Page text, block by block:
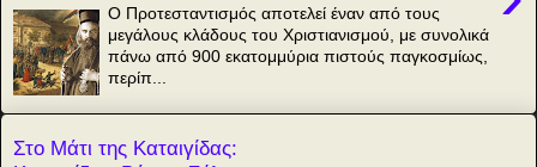
O Προτεσταντισμός αποτελεί έναν από τους
μεγάλους κλάδους του Χριστιανισμού, με συνολικά
πάνω από 900 εκατομμύρια πιστούς παγκοσμίως,
περίπ...
Στο Μάτι της Καταιγίδας: